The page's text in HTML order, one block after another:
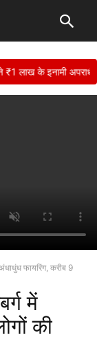
लाख के इनामी अपराधी
फायरिंग, करीब 9
में
की